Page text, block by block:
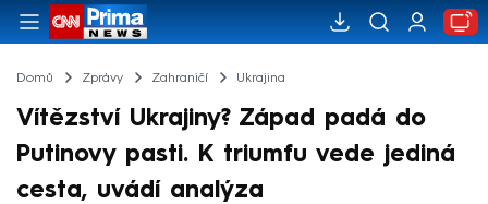
Domů Zprávy Zahraničí Ukrajina
Vítězství Ukrajiny? Západ padá do
Putinovy pasti. K triumfu vede jediná
cesta, uvádí analýza